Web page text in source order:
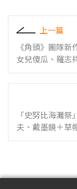
上一篇
《角頭》團隊
女兒傻瓜、羅志
「史努比海灘
夫、戴墨鏡＋草